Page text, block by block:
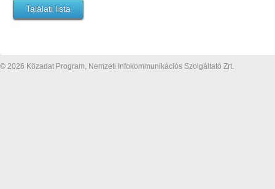
Találati lista
© 2026 Közadat Program, Nemzeti Infokommunikációs Szolgáltató Zrt.